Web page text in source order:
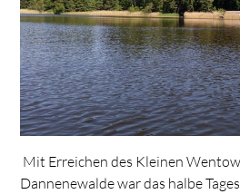
Mit Erreichen des Kleinen
Dannenewalde war das halbe